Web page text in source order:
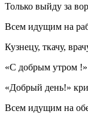
Только выйду за
Всем идущим на
Кузнецу, ткачу,
«С добрым утром !»
«Добрый день!»
Всем идущим на